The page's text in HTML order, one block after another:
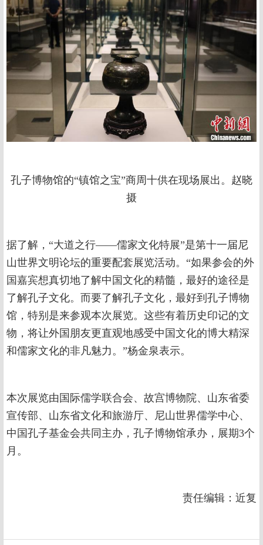
孔子博物馆的“镇馆之宝”商周十供在现场展出。赵晓
摄
据了解，“大道之行——儒家文化特展”是第十一届尼
山世界文明论坛的重要配套展览活动。“如果参会的外
国嘉宾想真切地了解中国文化的精髓，最好的途径是
了解孔子文化。而要了解孔子文化，最好到孔子博物
馆，特别是来参观本次展览。这些有着历史印记的文
物，将让外国朋友更直观地感受中国文化的博大精深
和儒家文化的非凡魅力。”杨金泉表示。
本次展览由国际儒学联合会、故宫博物院、山东省委
宣传部、山东省文化和旅游厅、尼山世界儒学中心、
中国孔子基金会共同主办，孔子博物馆承办，展期3个
月。
责任编辑：近复